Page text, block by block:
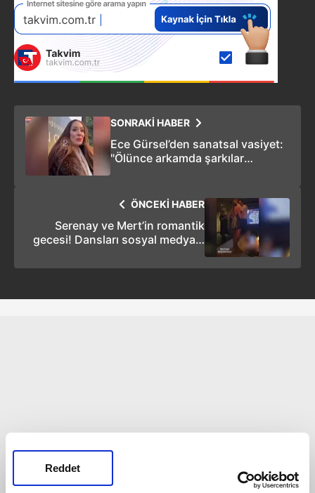
Reddet
SONRAKİ HABER
Ece Gürsel’den sanatsal vasiyet:
"Ölünce arkamda şarkılar
ÖNCEKİ HABER
Serenay ve Mert’in romantik
gecesi! Dansları sosyal medyayı